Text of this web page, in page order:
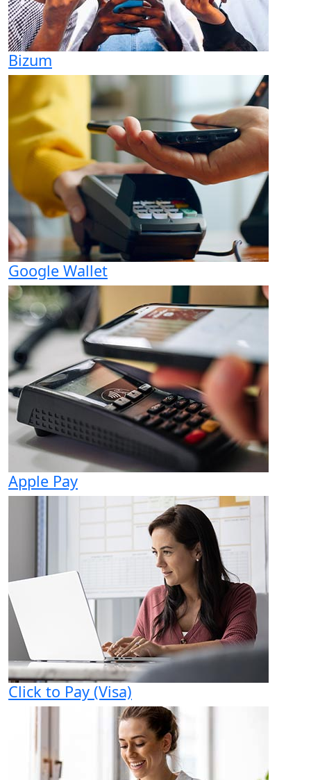
Bizum
Google Wallet
Apple Pay
Click to Pay (Visa)